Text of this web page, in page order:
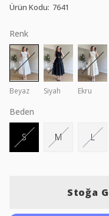
Ürün Kodu: 7641
Renk
Beyaz Siyah Ekru
Beden
S M L
Stoğa